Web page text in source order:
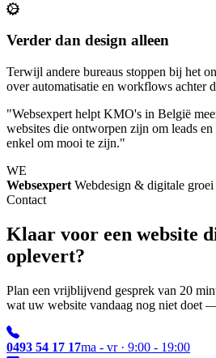
Verder dan design alleen
Terwijl andere bureaus stoppen bij het
over automatisatie en workflows achter
"Websexpert helpt KMO's in België
websites die ontworpen zijn om leads
enkel om mooi te zijn."
WE
Websexpert Webdesign & digitale groei
Contact
Klaar voor een website
oplevert?
Plan een vrijblijvend gesprek van 20
wat uw website vandaag nog niet doet
0493 54 17 17ma - vr · 9:00 - 19:00